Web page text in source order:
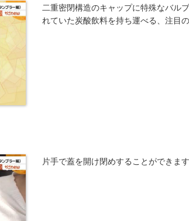
二重密閉構造のキャップに特殊なバル
れていた炭酸飲料を持ち運べる、注目の
片手で蓋を開け閉めすることができます